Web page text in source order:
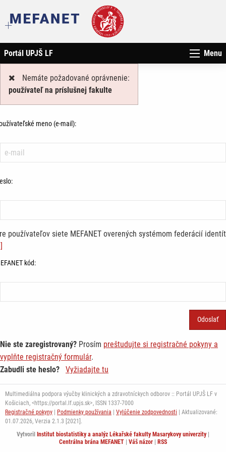
Portál UPJŠ LF Menu
Nemáte požadované oprávnenie:
používateľ na príslušnej fakulte
meno (e-mail):
používateľov siete MEFANET overených systémom federácií identít
kód:
Nie ste zaregistrovaný? Prosím preštudujte si registračné pokyny a
vyplňte registračný formulár.
Zabudli ste heslo?
Vyžiadajte tu
Multimediálna podpora výučby klinických a zdravotníckych odborov :: Portál UPJŠ LF v
Košiciach, <https://portal.lf.upjs.sk>, ISSN 1337-7000
Registračné pokyny
Podmienky používania Vylúčenie zodpovednosti | Aktualizované:
01.07.2026, Verzia 2.1.3 [2021].
Vytvoril
Institut biostatistiky a analýz Lékařské fakulty Masarykovy univerzity|
Centrálna brána MEFANET
Váš názor RSS